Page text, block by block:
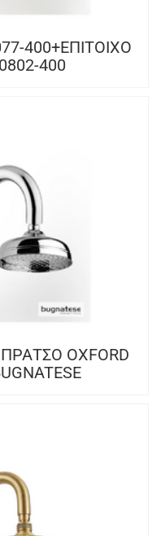
400+ΕΠΙΤΟΙΧΟ
400
OXFORD